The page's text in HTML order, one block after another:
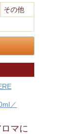
その他
／
マに